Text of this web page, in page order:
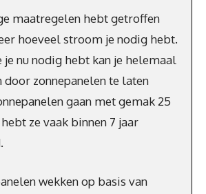
maatregelen hebt getroffen
hoeveel stroom je nodig hebt.
nu nodig hebt kan je helemaal
door zonnepanelen te laten
gaan met gemak 25
ze vaak binnen 7 jaar
wekken op basis van